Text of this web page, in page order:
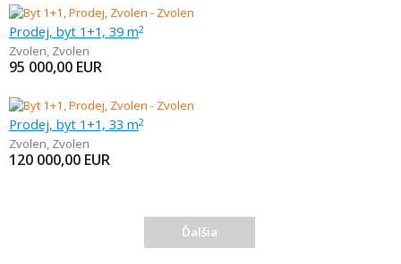
Prodej, byt 1+1, 39 m2
Zvolen, Zvolen
95 000,00 EUR
Prodej, byt 1+1, 33 m2
Zvolen, Zvolen
120 000,00 EUR
Ďalšia